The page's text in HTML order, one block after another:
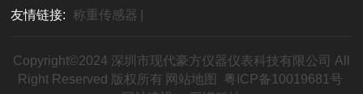
友情链接: 称重传感器
Copyright©2024 深圳市现代豪方仪器仪表科技有限公司 All
Right Reserved 版权所有 网站地图
粤ICP备10019681号